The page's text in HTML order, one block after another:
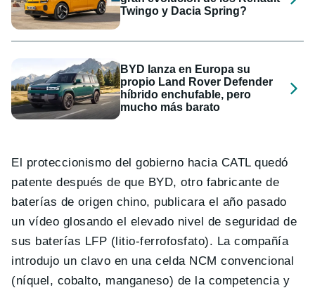
Twingo y Dacia Spring?
BYD lanza en Europa su
propio Land Rover Defender
híbrido enchufable, pero
mucho más barato
El proteccionismo del gobierno hacia CATL quedó
patente después de que BYD, otro fabricante de
baterías de origen chino, publicara el año pasado
un vídeo glosando el elevado nivel de seguridad de
sus baterías LFP (litio-ferrofosfato). La compañía
introdujo un clavo en una celda NCM convencional
(níquel, cobalto, manganeso) de la competencia y